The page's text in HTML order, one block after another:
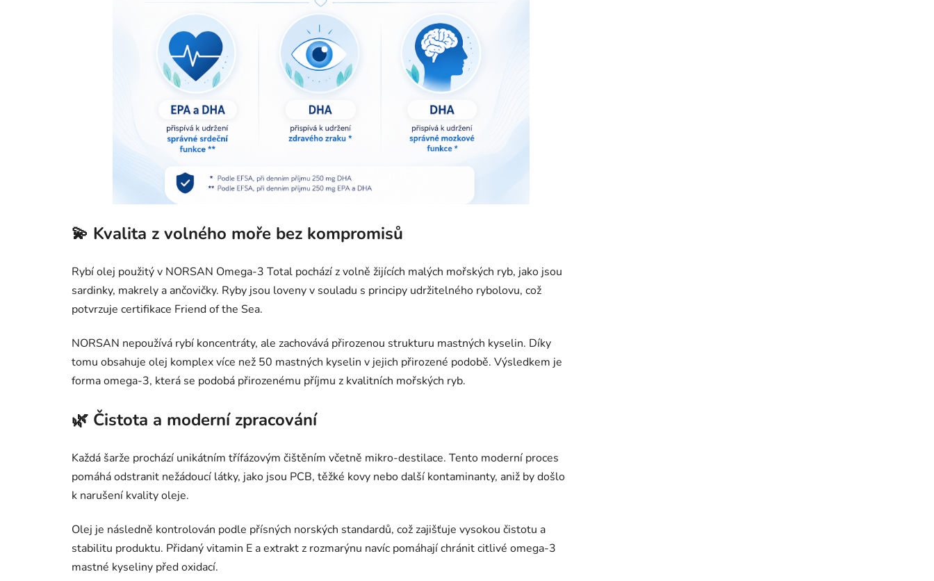
💫 Kvalita z volného moře bez kompromisů
Rybí olej použitý v NORSAN Omega-3 Total pochází z volně žijících malých mořských ryb, jako jsou
sardinky, makrely a ančovičky. Ryby jsou loveny v souladu s principy udržitelného rybolovu, což
potvrzuje certifikace Friend of the Sea.
NORSAN nepoužívá rybí koncentráty, ale zachovává přirozenou strukturu mastných kyselin. Díky
tomu obsahuje olej komplex více než 50 mastných kyselin v jejich přirozené podobě. Výsledkem je
forma omega-3, která se podobá přirozenému příjmu z kvalitních mořských ryb.
🌿 Čistota a moderní zpracování
Každá šarže prochází unikátním třífázovým čištěním včetně mikro-destilace. Tento moderní proces
pomáhá odstranit nežádoucí látky, jako jsou PCB, těžké kovy nebo další kontaminanty, aniž by došlo
k narušení kvality oleje.
Olej je následně kontrolován podle přísných norských standardů, což zajišťuje vysokou čistotu a
stabilitu produktu. Přidaný vitamin E a extrakt z rozmarýnu navíc pomáhají chránit citlivé omega-3
mastné kyseliny před oxidací.